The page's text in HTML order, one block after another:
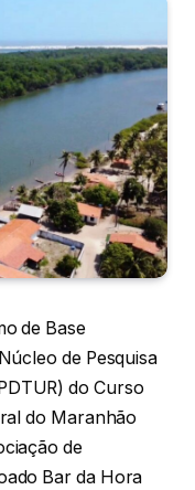
de Base
de Pesquisa
do Curso
do Maranhão
de
Bar da Hora